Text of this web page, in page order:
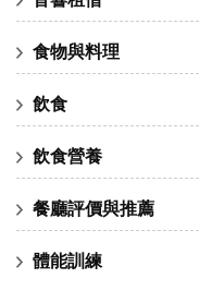
食物與料理
飲食
飲食營養
餐廳評價與推薦
體能訓練